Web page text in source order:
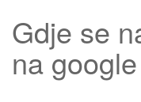
Gdje se
na